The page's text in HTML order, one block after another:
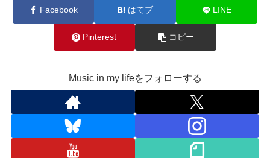
Facebook はてブ LINE
Pinterest コピー
Music in my lifeをフォローする